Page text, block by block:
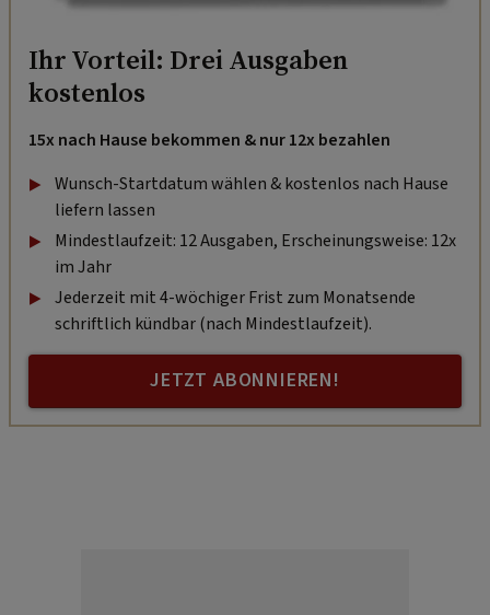
Ihr Vorteil: Drei Ausgaben
kostenlos
15x nach Hause bekommen & nur 12x bezahlen
Wunsch-Startdatum wählen & kostenlos nach Hause
liefern lassen
Mindestlaufzeit: 12 Ausgaben, Erscheinungsweise: 12x
im Jahr
Jederzeit mit 4-wöchiger Frist zum Monatsende
schriftlich kündbar (nach Mindestlaufzeit).
JETZT ABONNIEREN!